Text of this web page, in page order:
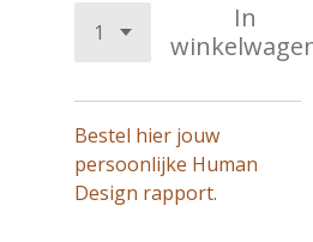
In
Bestel hier jouw
persoonlijke Human
Design rapport.